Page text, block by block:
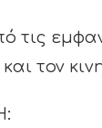
τις
τον